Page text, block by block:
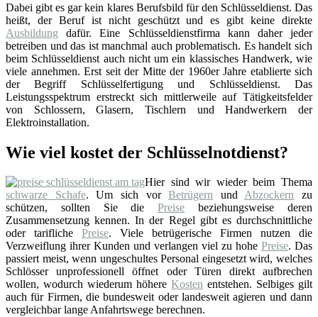
Dabei gibt es gar kein klares Berufsbild für den Schlüsseldienst. Das
heißt, der Beruf ist nicht geschützt und es gibt keine direkte
Ausbildung dafür. Eine Schlüsseldienstfirma kann daher jeder
betreiben und das ist manchmal auch problematisch. Es handelt sich
beim Schlüsseldienst auch nicht um ein klassisches Handwerk, wie
viele annehmen. Erst seit der Mitte der 1960er Jahre etablierte sich
der Begriff Schlüsselfertigung und Schlüsseldienst. Das
Leistungsspektrum erstreckt sich mittlerweile auf Tätigkeitsfelder
von Schlossern, Glasern, Tischlern und Handwerkern der
Elektroinstallation.
Wie viel kostet der Schlüsselnotdienst?
Hier sind wir wieder beim Thema
schwarze Schafe. Um sich vorBetrügern undAbzockern zu
schützen, sollten Sie diePreise beziehungsweise deren
Zusammensetzung kennen. In der Regel gibt es durchschnittliche
oder tarifliche Preise. Viele betrügerische Firmen nutzen die
Verzweiflung ihrer Kunden und verlangen viel zu hohe Preise. Das
passiert meist, wenn ungeschultes Personal eingesetzt wird, welches
Schlösser unprofessionell öffnet oder Türen direkt aufbrechen
wollen, wodurch wiederum höhere Kosten entstehen. Selbiges gilt
auch für Firmen, die bundesweit oder landesweit agieren und dann
vergleichbar lange Anfahrtswege berechnen.